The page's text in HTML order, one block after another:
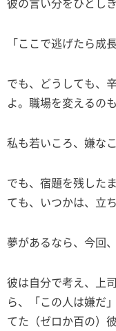
「ここで逃げたら成
でも、どうしても、
よ。職場を変えるの
私も若いころ、嫌な
でも、宿題を残した
ても、いつかは、立
夢があるなら、今回
彼は自分で考え、上
ら、「この人は嫌だ
てた（ゼロか百の）彼